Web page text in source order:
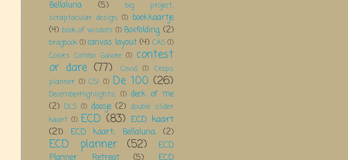
Bellaluna (5)
big project;
scraptacular design; (1) boekkaartje
(4) book of wisdom (1) Boxfolding (2)
bragbook(1)canvas layout (4) CAS(1)
Colors Combo Galore (1) contest
or dare (77) Covid (1) Crops
planner (1) CSI (1) De 100 (26)
DecemberHighlights; (1) deck of me
(2) DLS (1) doosje (2) double slider
kaart (1) ECD (83) ECD kaart
(21)
ECD kaart; Bellaluna; (2)
ECD planner (52)
ECD